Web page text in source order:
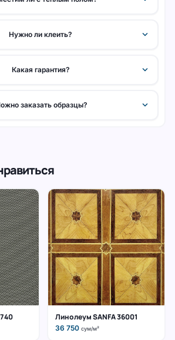
Нужно ли клеить? expand_more
Какая гарантия? expand_more
заказать образцы? expand_more
Линолеум SANFA 36001
36 750 сум/м²